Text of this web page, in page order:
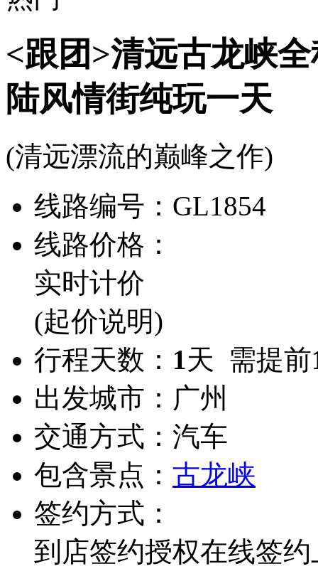
<跟团>清远古龙峡
陆风情街纯玩一天
(清远漂流的巅峰之作)
线路编号： GL1854
线路价格：
实时计价
(起价说明)
行程天数： 1天 需提前
出发城市： 广州
交通方式： 汽车
包含景点： 古龙峡
签约方式：
到店签约授权在线签约